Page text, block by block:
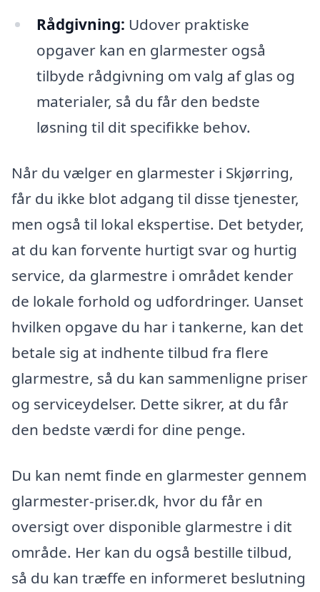
Rådgivning: Udover praktiske
opgaver kan en glarmester også
tilbyde rådgivning om valg af glas og
materialer, så du får den bedste
løsning til dit specifikke behov.
Når du vælger en glarmester i Skjørring,
får du ikke blot adgang til disse tjenester,
men også til lokal ekspertise. Det betyder,
at du kan forvente hurtigt svar og hurtig
service, da glarmestre i området kender
de lokale forhold og udfordringer. Uanset
hvilken opgave du har i tankerne, kan det
betale sig at indhente tilbud fra flere
glarmestre, så du kan sammenligne priser
og serviceydelser. Dette sikrer, at du får
den bedste værdi for dine penge.
Du kan nemt finde en glarmester gennem
glarmester-priser.dk, hvor du får en
oversigt over disponible glarmestre i dit
område. Her kan du også bestille tilbud,
så du kan træffe en informeret beslutning